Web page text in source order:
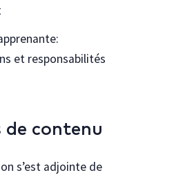
et responsabilités
de contenu
s’est adjointe de